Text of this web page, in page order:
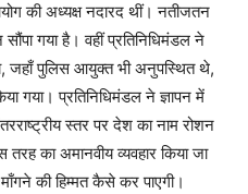
की अध्यक्ष नदारद थीं। नतीजतन
सौंपा गया है। वहीं प्रतिनिधिमंडल ने
जहाँ पुलिस आयुक्त भी अनुपस्थित थे,
गया। प्रतिनिधिमंडल ने ज्ञापन में
स्तर पर देश का नाम रोशन
का अमानवीय व्यवहार किया जा
की हिम्मत कैसे कर पाएगी।